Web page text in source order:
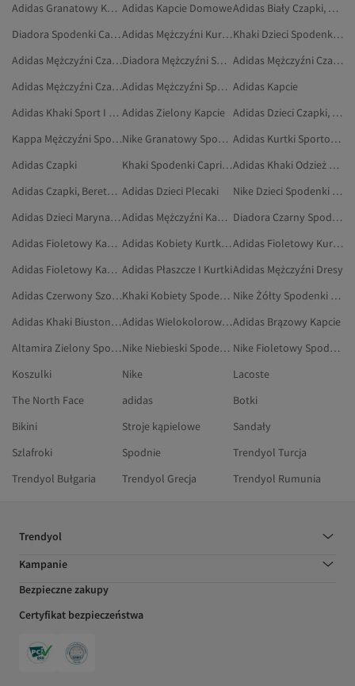
Adidas Granatowy Kapcie Adidas Kapcie Domowe
Adidas Biały Czapki, Berety I Rękawiczki
Diadora Spodenki Capri I Bermudy
Adidas Mężczyźni Kurtki Sportowe
Khaki Dzieci Spodenki Capri I Bermudy
Adidas Mężczyźni Czapki
Diadora Mężczyźni Spodenki Capri I Bermudy
Adidas Mężczyźni Czapki, Berety I Rękawiczki
Adidas Mężczyźni Czapki Sportowe
Adidas Mężczyźni Sportowe Spodnie Dresowe Adidas Kapcie
Adidas Khaki Sport I Turystyka Adidas Zielony Kapcie
Adidas Dzieci Czapki, Berety I Rękawiczki
Kappa Mężczyźni Spodenki Capri I Bermudy
Nike Granatowy Spodenki Capri I Bermudy
Adidas Kurtki Sportowe
Adidas Czapki
Khaki Spodenki Capri I Bermudy
Adidas Khaki Odzież Outdoorowa
Adidas Czapki, Berety I Rękawiczki Adidas Dzieci Plecaki
Nike Dzieci Spodenki Capri I Bermudy
Adidas Dzieci Marynarki I Kamizelki
Adidas Mężczyźni Kapcie
Diadora Czarny Spodenki Capri I Bermudy
Adidas Fioletowy Kapcie Domowe
Adidas Kobiety Kurtki Sportowe
Adidas Fioletowy Kurtki Sportowe
Adidas Fioletowy Kapcie Adidas Płaszcze I KurtkiAdidas Mężczyźni Dresy
Adidas Czerwony Szorty
Khaki Kobiety Spodenki Capri I Bermudy
Nike Żółty Spodenki Capri I Bermudy
Adidas Khaki Biustonosze Sportowe
Adidas Wielokolorowy Kurtki SportoweAdidas Brązowy Kapcie
Altamira Zielony Spodenki Capri I Bermudy
Nike Niebieski Spodenki Capri I Bermudy
Nike Fioletowy Spodenki Capri I Bermudy
Koszulki
Nike
Lacoste
The North Face
adidas
Botki
Bikini
Stroje kąpielowe
Sandały
Szlafroki
Spodnie
Trendyol Turcja
Trendyol Bułgaria
Trendyol Grecja Trendyol Rumunia
Trendyol
Kampanie
Bezpieczne zakupy
Certyfikat bezpieczeństwa